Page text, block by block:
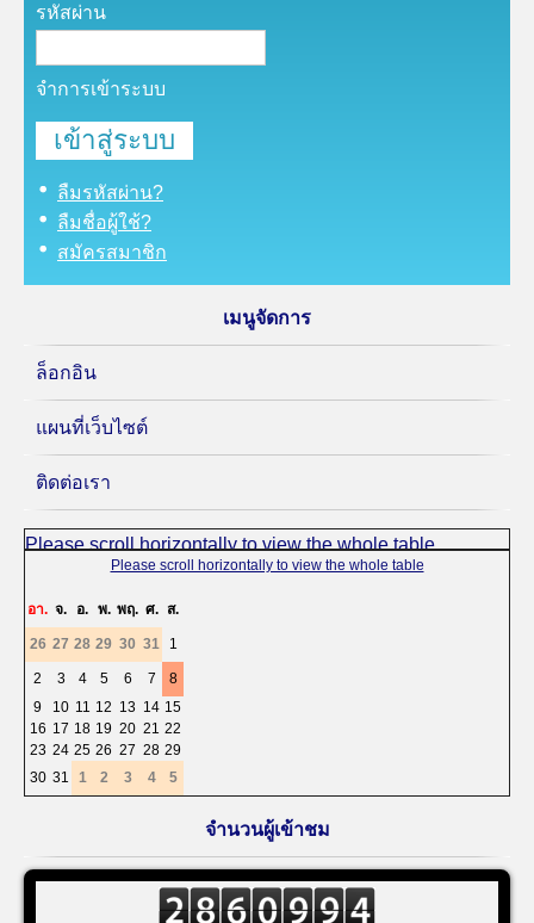
รหัสผ่าน
จำการเข้าระบบ
ลืมรหัสผ่าน?
ลืมชื่อผู้ใช้?
สมัครสมาชิก
เมนูจัดการ
ล็อกอิน
แผนที่เว็บไซต์
ติดต่อเรา
อา. จ. อ. พ. พฤ. ศ. ส.
26 27 28 29 30 31 1
2 3 4 5 6 7
8
9
10 11 12 13 14 15
16 17 18 19 20 21 22
23 24 25 26 27 28 29
30 31 1 2 3 4 5
จำนวนผู้เข้าชม